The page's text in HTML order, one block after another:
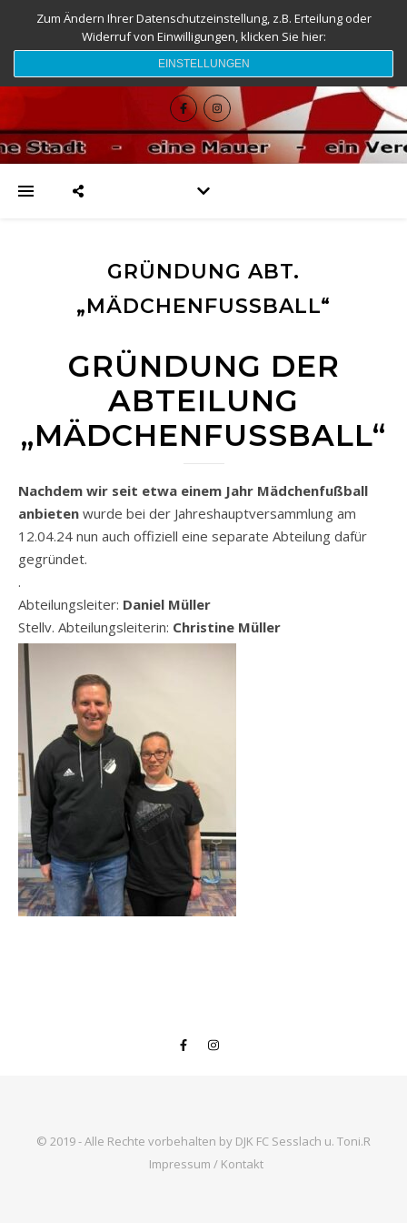
djk-fc-sesslach.de
GRÜNDUNG ABT.
„MÄDCHENFUSSBALL“
GRÜNDUNG DER
ABTEILUNG
„MÄDCHENFUSSBALL“
Nachdem wir seit etwa einem Jahr Mädchenfußball
anbieten wurde bei der Jahreshauptversammlung am
12.04.24 nun auch offiziell eine separate Abteilung dafür
gegründet.
.
Abteilungsleiter: Daniel Müller
Stellv. Abteilungsleiterin: Christine Müller
© 2019 - Alle Rechte vorbehalten by DJK FC Sesslach u. Toni.R
Impressum / Kontakt
Zum Ändern Ihrer Datenschutzeinstellung, z.B. Erteilung oder
Widerruf von Einwilligungen, klicken Sie hier:
EINSTELLUNGEN